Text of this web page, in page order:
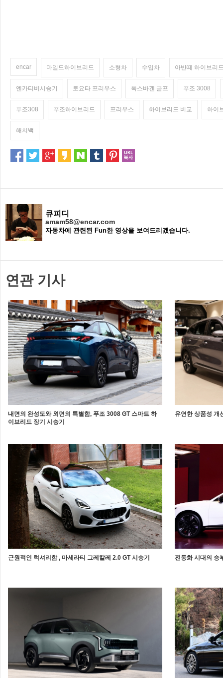
encar 마일드하이브리드 소형차 수입차 아반떼 하이브리
엔카티비시승기 토요타 프리우스 폭스바겐 골프 푸조 3008
푸조308 푸조하이브리드 프리우스 하이브리드 비교 하이
해치백
큐피디
amam58@encar.com
자동차에 관련된 Fun한 영상을 보여드리겠습니다.
연관 기사
내면의 완성도와 외면의 특별함, 푸조 3008 GT 스마트 하
이브리드 장기 시승기
유연한 상품성 개
근원적인 럭셔리함 , 마세라티 그레칼레 2.0 GT 시승기 전동화 시대의 승